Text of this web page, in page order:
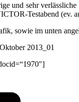
und sehr
Testabend (ev.
sowie im unten